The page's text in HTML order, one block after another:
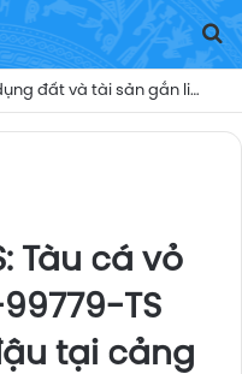
Thông báo đấu giá: Cho thuê mặt bằng cung cấp dịch vụăn uống, cửa hàng tiện ích (căn tin) thời hạn 05 năm tại Trung tâm Y tế Ayun Pa, kể từ ngày Trung tâm Y tế Ayun Pa ký Hợp đồng cho thuê mặt bằng và biên bản bàn giao mặt bằng khai thác dịch vụ nói trên cho người trúng đấu giá
Tàu cá vỏ
TS
tại cảng